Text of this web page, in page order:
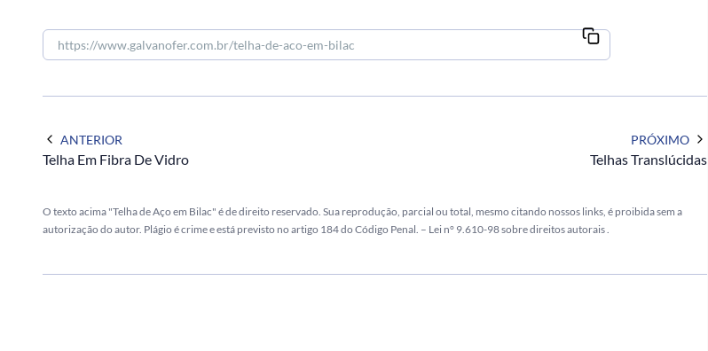
ANTERIOR
Telha Em Fibra De Vidro
PRÓXIMO
Telhas Translúcidas
O texto acima "Telha de Aço em Bilac" é de direito reservado. Sua reprodução, parcial ou total, mesmo citando nossos links, é proibida sem a
autorização do autor. Plágio é crime e está previsto no artigo 184 do Código Penal. – Lei n° 9.610-98 sobre direitos autorais